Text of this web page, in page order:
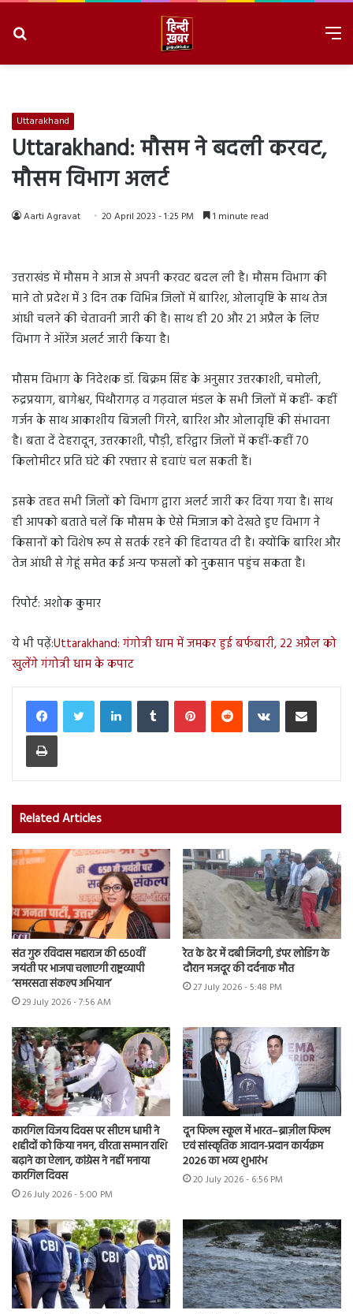
Uttarakhand
Uttarakhand: मौसम ने बदली करवट,
मौसम विभाग अलर्ट
Aarti Agravat 20 April 2023 - 1:25 PM 1 minute read
उत्तराखंड में मौसम ने आज से अपनी करवट बदल ली है। मौसम विभाग की
माने तो प्रदेश में 3 दिन तक विभिन्न जिलों में बारिश, ओलावृष्टि के साथ तेज
आंधी चलने की चेतावनी जारी की है। साथ ही 20 और 21 अप्रैल के लिए
विभाग ने ऑरेंज अलर्ट जारी किया है।
मौसम विभाग के निदेशक डॉ. बिक्रम सिंह के अनुसार उत्तरकाशी, चमोली,
रुद्रप्रयाग, बागेश्वर, पिथौरागढ़ व गढ़वाल मंडल के सभी जिलों में कहीं- कहीं
गर्जन के साथ आकाशीय बिजली गिरने, बारिश और ओलावृष्टि की संभावना
है। बता दें देहरादून, उत्तरकाशी, पौड़ी, हरिद्वार जिलों में कहीं-कहीं 70
किलोमीटर प्रति घंटे की रफ्तार से हवाएं चल सकती हैं।
इसके तहत सभी जिलों को विभाग द्वारा अलर्ट जारी कर दिया गया है। साथ
ही आपको बताते चलें कि मौसम के ऐसे मिजाज को देखते हुए विभाग ने
किसानों को विशेष रूप से सतर्क रहने की हिदायत दी है। क्योंकि बारिश और
तेज आंधी से गेहूं समेत कई अन्य फसलों को नुकसान पहुंच सकता है।
रिपोर्ट: अशोक कुमार
ये भी पढ़ें:Uttarakhand: गंगोत्री धाम में जमकर हुई बर्फबारी, 22 अप्रैल को
खुलेंगे गंगोत्री धाम के कपाट
LinkedInTumblr PinterestReddit VKontakteShare via Email
Print
Related Articles
संत गुरु रविदास महाराज की 650वीं
जयंती पर भाजपा चलाएगी राष्ट्रव्यापी
‘समरसता संकल्प अभियान’
29 July 2026 - 7:56 AM
रेत के ढेर में दबी जिंदगी, डंपर लोडिंग के
दौरान मजदूर की दर्दनाक मौत
27 July 2026 - 5:48 PM
कारगिल विजय दिवस पर सीएम धामी ने
शहीदों को किया नमन, वीरता सम्मान राशि
बढ़ाने का ऐलान, कांग्रेस ने नहीं मनाया
कारगिल दिवस
26 July 2026 - 5:00 PM
दून फिल्म स्कूल में भारत–ब्राज़ील फिल्म
एवं सांस्कृतिक आदान-प्रदान कार्यक्रम
2026 का भव्य शुभारंभ
20 July 2026 - 6:56 PM